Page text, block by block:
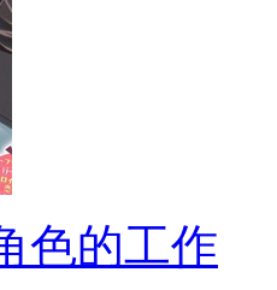
色的工作